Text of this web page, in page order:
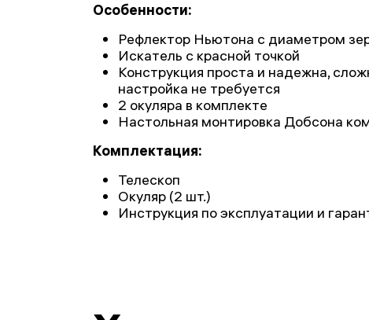
Особенности:
Рефлектор Ньютона с диаметром
Искатель с красной точкой
Конструкция проста и надежна,
настройка не требуется
2 окуляра в комплекте
Настольная монтировка Добсона
Комплектация:
Телескоп
Окуляр (2 шт.)
Инструкция по эксплуатации и